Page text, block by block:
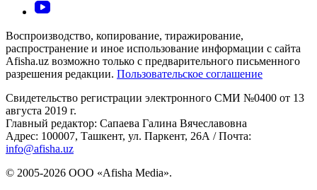
Воспроизводство, копирование, тиражирование,
распространение и иное использование информации с сайта
Afisha.uz возможно только с предварительного письменного
разрешения редакции. Пользовательское соглашение
Свидетельство регистрации электронного СМИ №0400 от 13
августа 2019 г.
Главный редактор: Сапаева Галина Вячеславовна
Адрес: 100007, Ташкент, ул. Паркент, 26А / Почта:
info@afisha.uz
© 2005-2026 ООО «Afisha Media».